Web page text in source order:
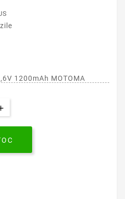
1200mAh MOTOMA